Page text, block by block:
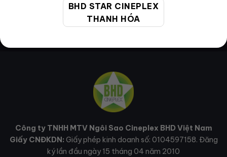
BHD STAR CINEPLEX
THANH HÓA
Công ty TNHH MTV Ngôi Sao Cineplex BHD Việt Nam
Giấy CNĐKDN: Giấy phép kinh doanh số: 0104597158. Đăng
ký lần đầu ngày 15 tháng 04 năm 2010